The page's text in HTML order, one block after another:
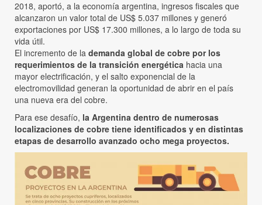
2018, aportó, a la economía argentina, ingresos fiscales que
alcanzaron un valor total de US$ 5.037 millones y generó
exportaciones por US$ 17.300 millones, a lo largo de toda su
vida útil.
El incremento de la demanda global de cobre por los
requerimientos de la transición energética hacia una
mayor electrificación, y el salto exponencial de la
electromovilidad generan la oportunidad de abrir en el país
una nueva era del cobre.
Para ese desafío, la Argentina dentro de numerosas
localizaciones de cobre tiene identificados y en distintas
etapas de desarrollo avanzado ocho mega proyectos.